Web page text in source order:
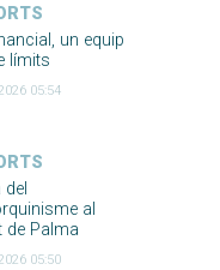
un equip
límits
05:54
al
de Palma
05:50